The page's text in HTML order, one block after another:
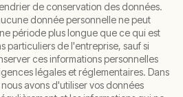
de conservation des données.
donnée personnelle ne peut
période plus longue que ce qui est
particuliers de l'entreprise, sauf si
ces informations personnelles
légales et réglementaires. Dans
avons d'utiliser vos données